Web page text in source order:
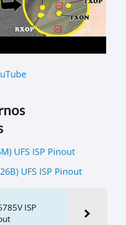
UFS ISP Pinout
UFS ISP Pinout
ISP